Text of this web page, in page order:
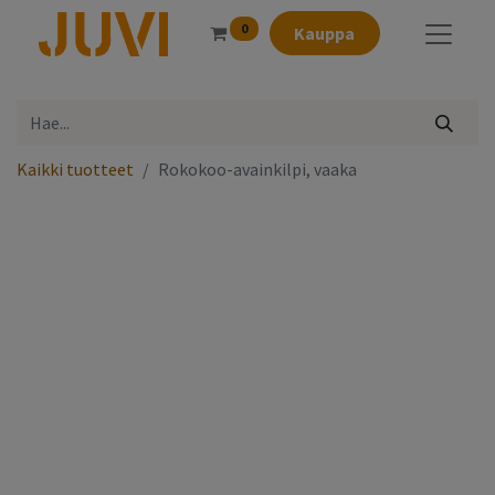
0 Kauppa
Kaikki tuotteet Rokokoo-avainkilpi, vaaka